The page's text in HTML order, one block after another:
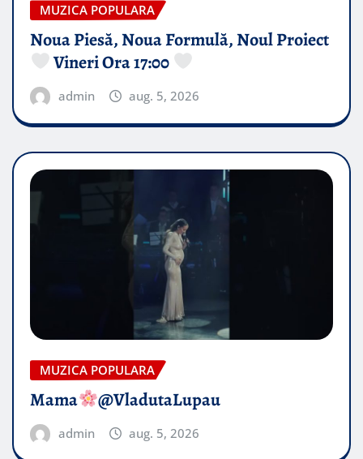
MUZICA POPULARA
Noua Piesă, Noua Formulă, Noul Proiect
Vineri Ora 17:00
admin aug. 5, 2026
MUZICA POPULARA
Mama @VladutaLupau
admin aug. 5, 2026